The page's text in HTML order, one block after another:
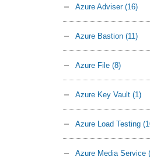
Azure Adviser (16)
Azure Bastion (11)
Azure File (8)
Azure Key Vault (1)
Azure Load Testing
Azure Media Service